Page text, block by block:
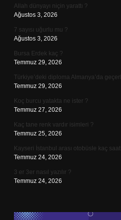
Allah dünyayı niçin yarattı ?
Ağustos 3, 2026
7 sayısı uğurlu mu ?
Ağustos 3, 2026
Bursa Erdek kaç ?
Temmuz 29, 2026
Türkiye’deki diploma Almanya’da
Temmuz 29, 2026
Koç burcu yatakta ne ister ?
Temmuz 27, 2026
Kaç tane renk vardır isimleri ?
Temmuz 25, 2026
Kayseri İstanbul arası otobüsle kaç
Temmuz 24, 2026
3 er 3er nasıl yazılır ?
Temmuz 24, 2026